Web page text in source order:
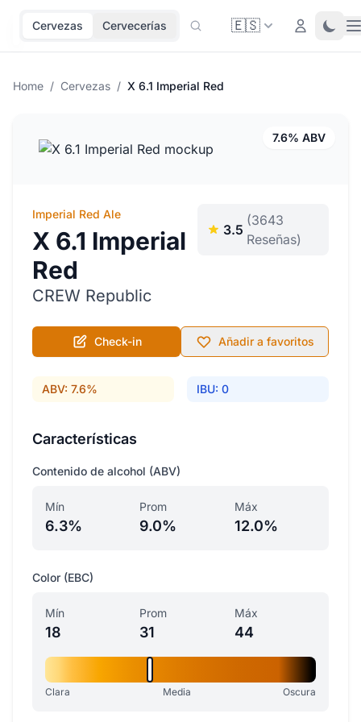
Cervezas Cervecerías 🇪🇸 Login
Home / Cervezas / X 6.1 Imperial Red
7.6% ABV
Imperial Red Ale
X 6.1 Imperial
Red
CREW Republic
3.5
(3643
Reseñas)
Check-in Añadir a favoritos
ABV: 7.6% IBU: 0
Características
Contenido de alcohol (ABV)
Mín
6.3%
Prom
9.0%
Máx
12.0%
Color (EBC)
Mín
18
Prom
31
Máx
44
Clara Media Oscura